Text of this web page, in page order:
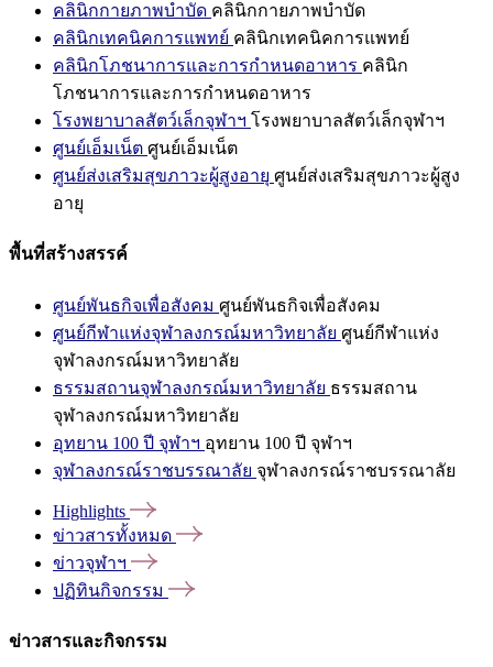
คลินิกกายภาพบำบัด คลินิกกายภาพบำบัด
คลินิกเทคนิคการแพทย์ คลินิกเทคนิคการแพทย์
คลินิกโภชนาการและการกำหนดอาหาร คลินิก
โภชนาการและการกำหนดอาหาร
โรงพยาบาลสัตว์เล็กจุฬาฯ โรงพยาบาลสัตว์เล็กจุฬาฯ
ศูนย์เอ็มเน็ต ศูนย์เอ็มเน็ต
ศูนย์ส่งเสริมสุขภาวะผู้สูงอายุ ศูนย์ส่งเสริมสุขภาวะผู้สูง
อายุ
พื้นที่สร้างสรรค์
ศูนย์พันธกิจเพื่อสังคม ศูนย์พันธกิจเพื่อสังคม
ศูนย์กีฬาแห่งจุฬาลงกรณ์มหาวิทยาลัย ศูนย์กีฬาแห่ง
จุฬาลงกรณ์มหาวิทยาลัย
ธรรมสถานจุฬาลงกรณ์มหาวิทยาลัย ธรรมสถาน
จุฬาลงกรณ์มหาวิทยาลัย
อุทยาน 100 ปี จุฬาฯ อุทยาน 100 ปี จุฬาฯ
จุฬาลงกรณ์ราชบรรณาลัย จุฬาลงกรณ์ราชบรรณาลัย
Highlights
ข่าวสารทั้งหมด
ข่าวจุฬาฯ
ปฏิทินกิจกรรม
ข่าวสารและกิจกรรม